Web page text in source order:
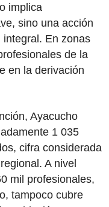
implica
sino una acción
En zonas
de la
en la derivación
Ayacucho
1 035
cifra considerada
A nivel
mil profesionales,
tampoco cubre